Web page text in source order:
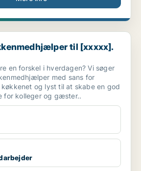
til [xxxxx]. Værn: - Fu...
til [xxxxx].
en forskel i hverdagen? Vi søger
med sans for
og lyst til at skabe en god
for kolleger og gæster..